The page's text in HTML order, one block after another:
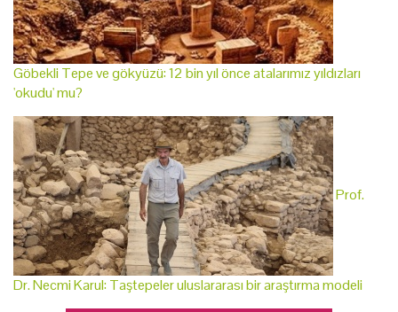
Göbekli Tepe ve gökyüzü: 12 bin yıl önce atalarımız yıldızları
'okudu' mu?
Prof.
Dr. Necmi Karul: Taştepeler uluslararası bir araştırma modeli